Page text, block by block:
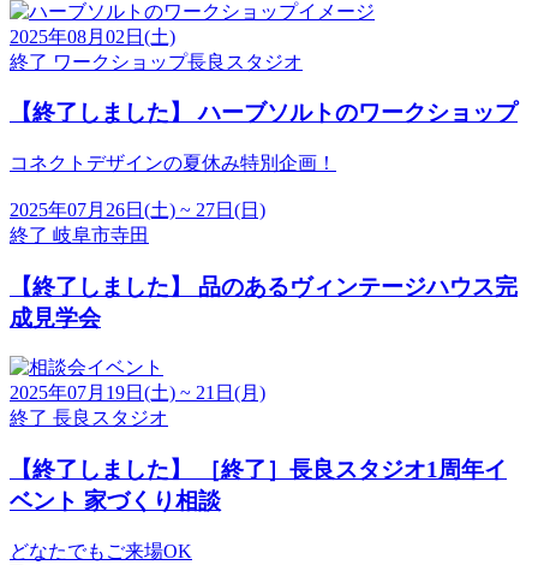
2025年08月02日(土)
終了 ワークショップ長良スタジオ
【終了しました】 ハーブソルトのワークショップ
コネクトデザインの夏休み特別企画！
2025年07月26日(土) ~ 27日(日)
終了 岐阜市寺田
【終了しました】
品のあるヴィンテージハウス完
成見学会
2025年07月19日(土) ~ 21日(月)
終了 長良スタジオ
【終了しました】
［終了］長良スタジオ1周年イ
ベント 家づくり相談
どなたでもご来場OK